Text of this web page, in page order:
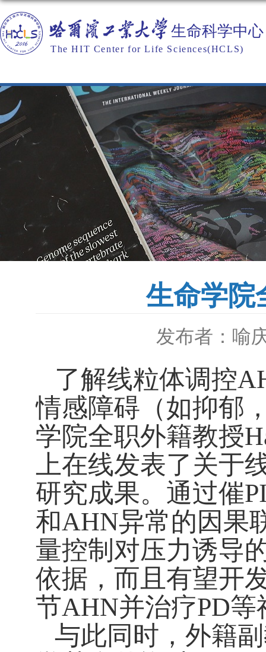
生命学院
发布者：喻
了解线粒体调控
情感障碍（如抑郁
学院全职外籍教授
上在线发表了关于
研究成果。 通过催
和AHN异常的因果
量控制对压力诱导
依据，而且有望开
节AHN并治疗PD等
与此同时，外籍